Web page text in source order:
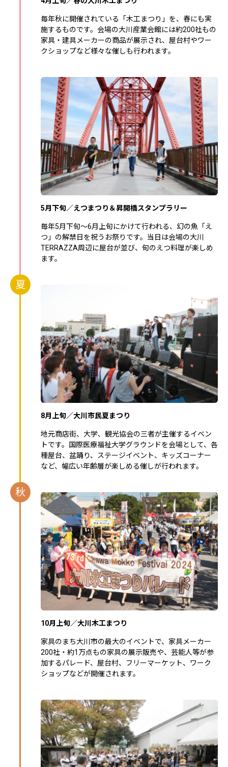
毎年秋に開催されている「木工まつり」を、春にも実
施するものです。会場の大川産業会館には約200社もの
家具・建具メーカーの商品が展示され、屋台村やワー
クショップなど様々な催しも行われます。
5月下旬／えつまつり＆昇開橋スタンプラリー
毎年5月下旬～6月上旬にかけて行われる、幻の魚「え
つ」の解禁日を祝うお祭りです。当日は会場の大川
TERRAZZA周辺に屋台が並び、旬のえつ料理が楽しめ
ます。
夏
8月上旬／大川市民夏まつり
地元商店街、大学、観光協会の三者が主催するイベン
トです。国際医療福祉大学グラウンドを会場として、各
種屋台、盆踊り、ステージイベント、キッズコーナー
など、幅広い年齢層が楽しめる催しが行われます。
秋
10月上旬／大川木工まつり
家具のまち大川市の最大のイベントで、家具メーカー
200社・約1万点もの家具の展示販売や、芸能人等が参
加するパレード、屋台村、フリーマーケット、ワーク
ショップなどが開催されます。